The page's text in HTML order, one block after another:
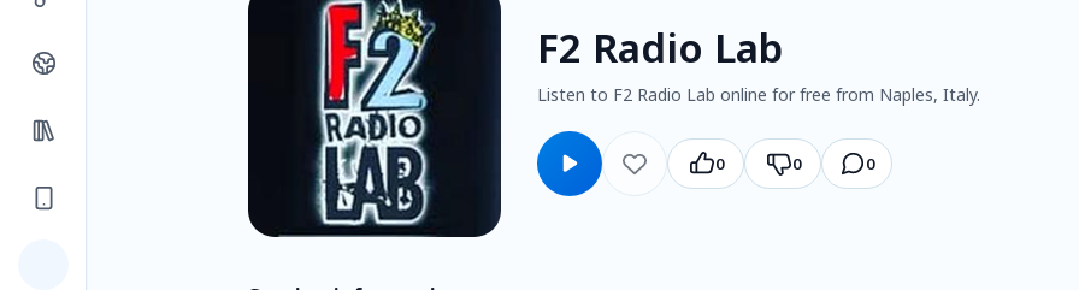
F2 Radio Lab
Listen to F2 Radio Lab online for free from Naples, Italy.
0 0 0